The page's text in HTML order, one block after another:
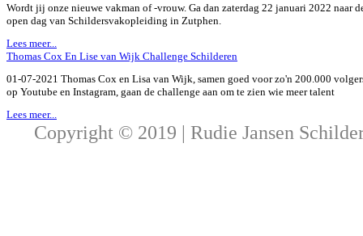
Wordt jij onze nieuwe vakman of -vrouw. Ga dan zaterdag 22 januari 2022 naar
open dag van Schildersvakopleiding in Zutphen.
Lees meer...
Thomas Cox En Lise van Wijk Challenge Schilderen
01-07-2021 Thomas Cox en Lisa van Wijk, samen goed voor zo'n 200.000
op Youtube en Instagram, gaan de challenge aan om te zien wie meer talent
Lees meer...
Copyright © 2019 | Rudie Jansen